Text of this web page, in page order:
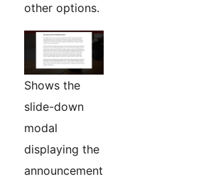
other options.
Shows the
slide-down
modal
displaying the
announcement